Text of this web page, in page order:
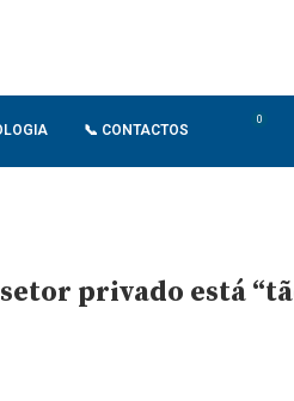
📞 CONTACTOS
0
privado está